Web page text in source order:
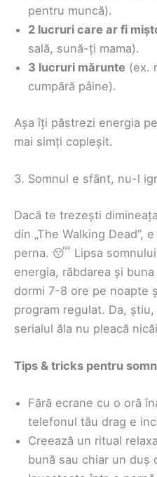
pentru muncă).
2 lucruri care ar fi
sală, sună-ți mama).
3 lucruri mărunte (ex.
cumpără pâine).
Așa îți păstrezi energia
mai simți copleșit.
3. Somnul e sfânt, nu-l
Dacă te trezești
din „The Walking Dead”,
perna. 😴 Lipsa
energia, răbdarea și
dormi 7-8 ore pe noapte
program regulat. Da,
serialul ăla nu pleacă
Tips & tricks pentru
Fără ecrane cu o oră
telefonul tău drag e
Creează un ritual
bună sau chiar un duș